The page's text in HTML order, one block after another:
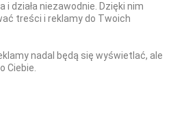
i działa niezawodnie. Dzięki nim
treści i reklamy do Twoich
nadal będą się wyświetlać, ale
Ciebie.